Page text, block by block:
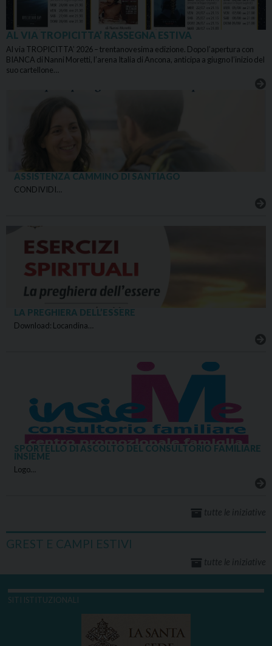
AL VIA TROPICITTA’ RASSEGNA ESTIVA
Al via TROPICITTA’ 2026 – trentanovesima edizione. Dopo l’apertura con
BIANCA di Nanni Moretti, l’arena Italia di Ancona, anticipa a giugno l’inizio del
suo cartellone…
ASSISTENZA CAMMINO DI SANTIAGO
CONDIVIDI…
LA PREGHIERA DELL’ESSERE
Download: Locandina…
SPORTELLO DI ASCOLTO DEL CONSULTORIO FAMILIARE
INSIEME
Logo…
tutte le iniziative
GREST E CAMPI ESTIVI
tutte le iniziative
SITI ISTITUZIONALI